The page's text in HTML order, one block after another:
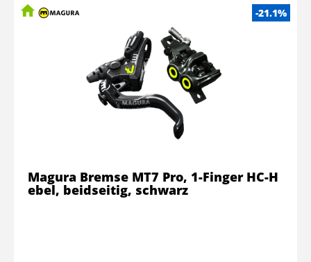
-21.1%
Magura Bremse MT7 Pro, 1-Finger HC-H
ebel, beidseitig, schwarz